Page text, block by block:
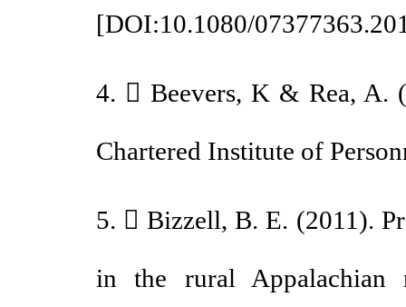
[DOI:10.1080/
4.  Beevers, K & Rea,
Chartered Institute of
5.  Bizzell, B. E.
in the rural